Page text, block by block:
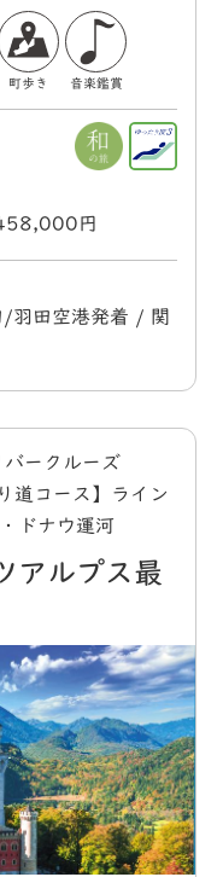
町歩き 音楽鑑賞
円
田空港発着 / 関
ークルーズ
道コース】ライン
ドナウ運河
アルプス最